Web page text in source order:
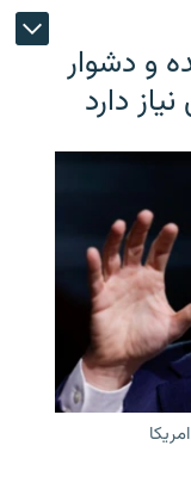
و دشوار
دارد